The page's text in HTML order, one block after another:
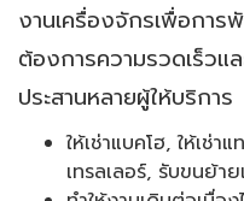
งานเครื่องจักรเพื่อกา
ต้องการความรวดเร็วแ
ประสานหลายผู้ให้บริการ
ให้เช่าแบคโฮ, ให้เช่
เทรลเลอร์, รับขนย้า